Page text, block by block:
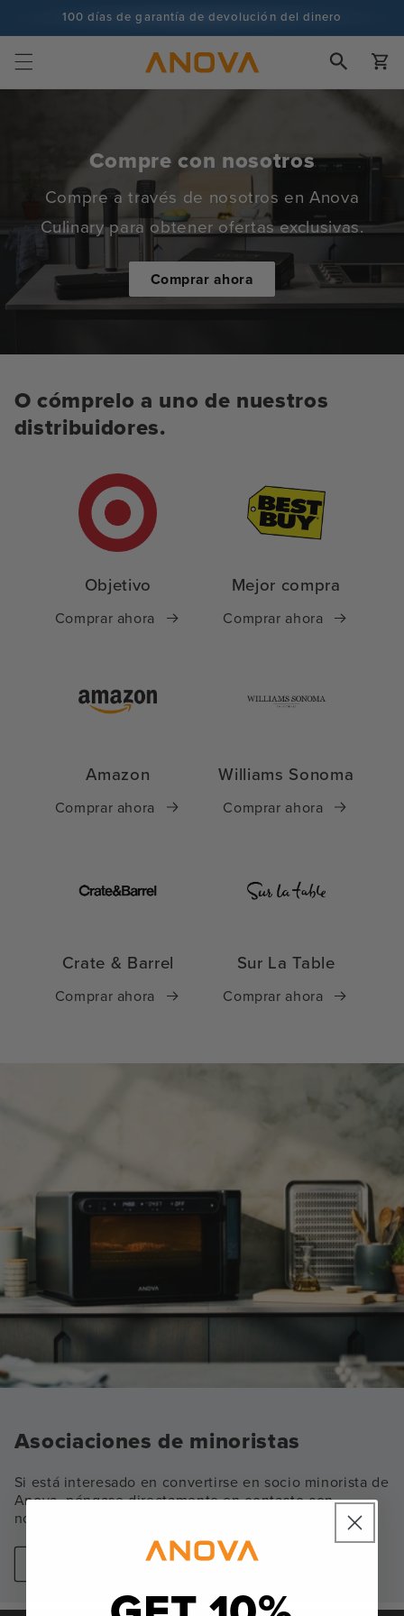
contenido100 días de garantía de devolución del dinero
Más de 100 millones de cocineros y subiendo
Carrito
Compre con nosotros
Compre a través de nosotros en Anova
Culinary para obtener ofertas exclusivas.
Comprar ahora
O cómprelo a uno de nuestros
distribuidores.
Objetivo
Comprar ahora
Mejor compra
Comprar ahora
Amazon
Comprar ahora
Williams Sonoma
Comprar ahora
Crate & Barrel
Comprar ahora
Sur La Table
Comprar ahora
Asociaciones de minoristas
Si está interesado en convertirse en socio minorista de
Anova, póngase directamente en contacto con
nosotros.
Póngase en contacto con nosotros